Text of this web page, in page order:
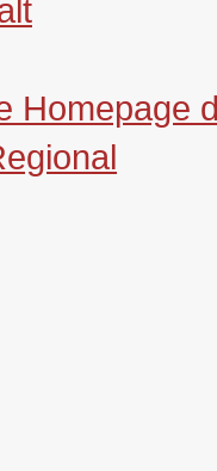
Homepage